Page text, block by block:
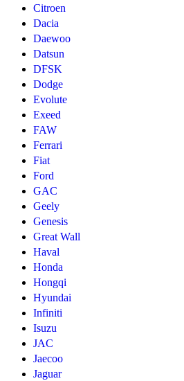
Citroen
Dacia
Daewoo
Datsun
DFSK
Dodge
Evolute
Exeed
FAW
Ferrari
Fiat
Ford
GAC
Geely
Genesis
Great Wall
Haval
Honda
Hongqi
Hyundai
Infiniti
Isuzu
JAC
Jaecoo
Jaguar